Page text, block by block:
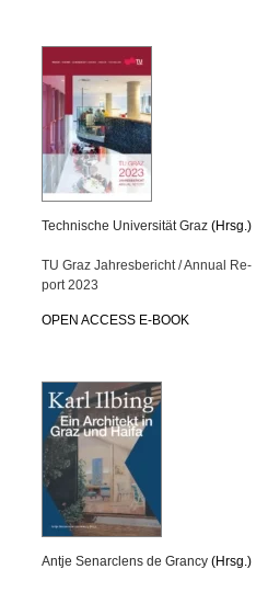
Tech­ni­sche Uni­ver­si­tät Graz (Hrsg.)
TU Graz Jah­res­be­richt / An­nu­al Re­
port 2023
OPEN AC­CESS E-BOOK
Antje Sen­ar­clens de Gran­cy (Hrsg.)